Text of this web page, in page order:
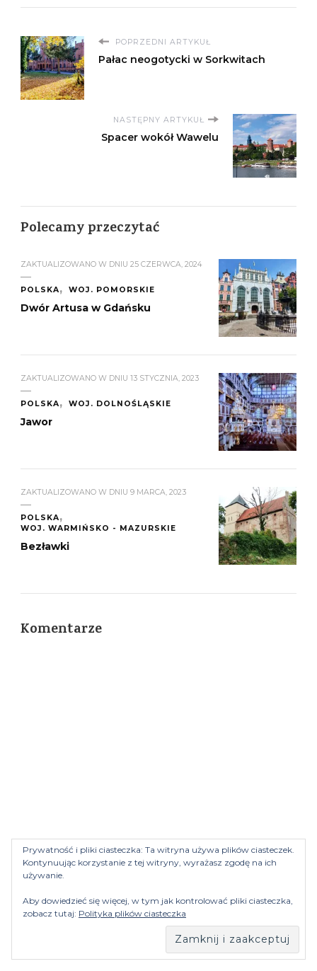
POPRZEDNI ARTYKUŁ
Pałac neogotycki w Sorkwitach
NASTĘPNY ARTYKUŁ
Spacer wokół Wawelu
Polecamy przeczytać
ZAKTUALIZOWANO W DNIU 25 CZERWCA, 2024
POLSKA WOJ. POMORSKIE
Dwór Artusa w Gdańsku
ZAKTUALIZOWANO W DNIU 13 STYCZNIA, 2023
POLSKA WOJ. DOLNOŚLĄSKIE
Jawor
ZAKTUALIZOWANO W DNIU 9 MARCA, 2023
POLSKA
WOJ. WARMIŃSKO - MAZURSKIE
Bezławki
Komentarze
Prywatność i pliki ciasteczka: Ta witryna używa plików ciasteczek.
Kontynuując korzystanie z tej witryny, wyrażasz zgodę na ich
używanie.
Aby dowiedzieć się więcej, w tym jak kontrolować pliki ciasteczka,
zobacz tutaj: Polityka plików ciasteczka